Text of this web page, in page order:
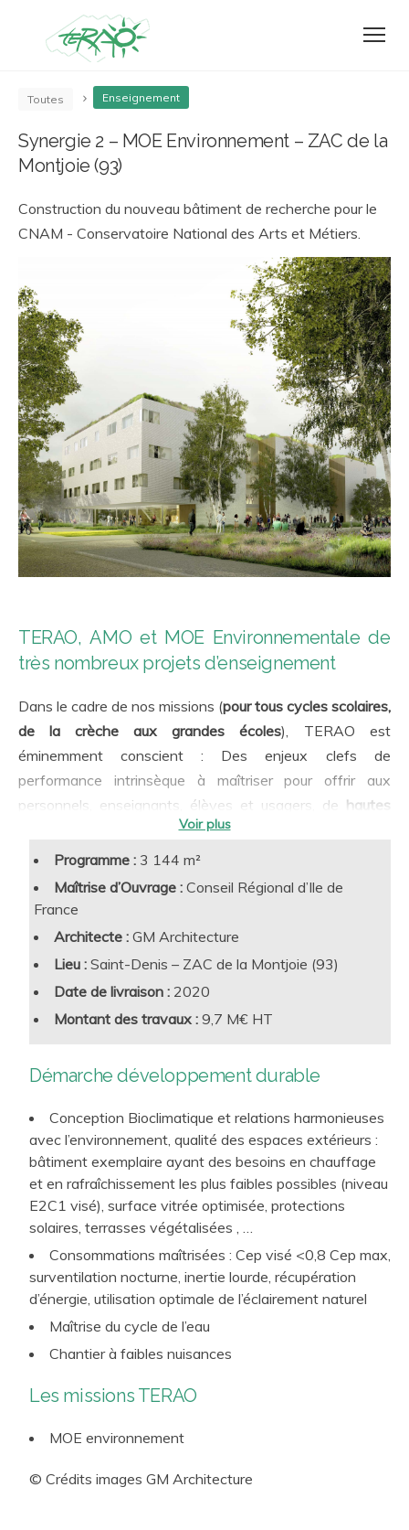
Toutes Enseignement
Synergie 2 – MOE Environnement – ZAC de la
Montjoie (93)
Construction du nouveau bâtiment de recherche pour le
CNAM - Conservatoire National des Arts et Métiers.
TERAO, AMO et MOE Environnementale de
très nombreux projets d’enseignement
Dans le cadre de nos missions (pour tous cycles scolaires,
de la crèche aux grandes écoles), TERAO est
éminemment conscient : Des enjeux clefs de
performance intrinsèque à maîtriser pour offrir aux
personnels, enseignants, élèves et usagers, de hautes
Qualité de l’air intérieur (débits de renouvellement
Confort lumineux, confort acoustique, confort
estivales
Accessibilité, biophilie, connectivité et tous autres
facteurs de performance d’usage liés à l’attractivité et au
confort d’utilisation des sites d’enseignement
traitement bioclimatique et des espaces extérieurs
Des enjeux clefsde performance intrinsèque des
Sobriété et efficacité énergétique, recours aux ENR
Smartbuilding et connectivité, vs frugalité et économie
de moyens
Conception rationnelle et raisonnée, choix robustes
pour une exploitation pérenne et optimisée
Démarche de suivi de la mise en exploitation
(Commissionnement, Contrat de Performance
Energétique…)
Programme : 3 144 m²
Maîtrise d’Ouvrage : Conseil Régional d’Ile de
France
Architecte : GM Architecture
Lieu : Saint-Denis – ZAC de la Montjoie (93)
Date de livraison : 2020
Montant des travaux : 9,7 M€ HT
Démarche développement durable
Conception Bioclimatique et relations harmonieuses
avec l’environnement, qualité des espaces extérieurs :
bâtiment exemplaire ayant des besoins en chauffage
et en rafraîchissement les plus faibles possibles (niveau
E2C1 visé), surface vitrée optimisée, protections
solaires, terrasses végétalisées , …
Consommations maîtrisées : Cep visé <0,8 Cep max,
surventilation nocturne, inertie lourde, récupération
d’énergie, utilisation optimale de l’éclairement naturel
Maîtrise du cycle de l’eau
Chantier à faibles nuisances
Les missions TERAO
MOE environnement
© Crédits images GM Architecture